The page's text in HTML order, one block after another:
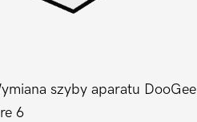
szyby aparatu DooGee
6